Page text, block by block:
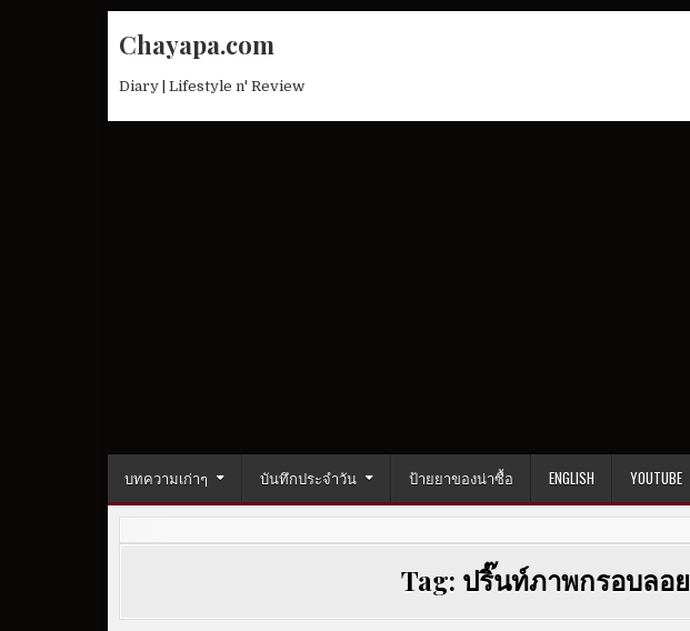
Chayapa.com
Diary | Lifestyle n' Review
บทความเก่าๆ บันทึกประจำวัน ป้ายยาของน่าซื้อ ENGLISH YOUTUBE
Tag: ปริ๊นท์ภาพกรอบลอย